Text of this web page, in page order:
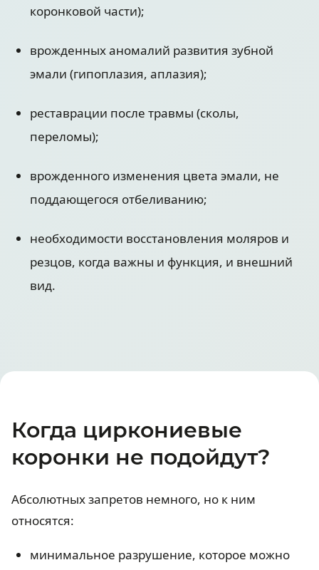
коронковой части);
врожденных аномалий развития зубной
эмали (гипоплазия, аплазия);
реставрации после травмы (сколы,
переломы);
врожденного изменения цвета эмали, не
поддающегося отбеливанию;
необходимости восстановления моляров и
резцов, когда важны и функция, и внешний
вид.
Когда циркониевые
коронки не подойдут?
Абсолютных запретов немного, но к ним
относятся:
минимальное разрушение, которое можно